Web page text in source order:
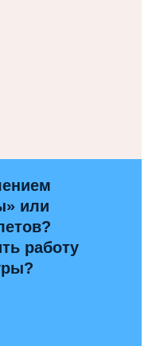
или
работу